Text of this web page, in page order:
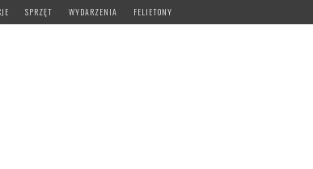
SPRZĘT WYDARZENIA FELIETONY